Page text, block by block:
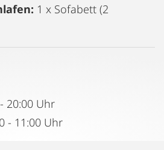
1 x Sofabett (2
20:00 Uhr
- 11:00 Uhr